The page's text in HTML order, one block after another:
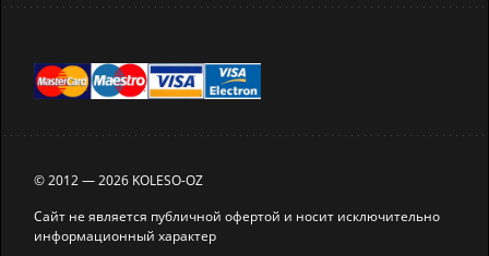
© 2012 — 2026 KOLESO-OZ
Сайт не является публичной офертой и носит исключительно
информационный характер